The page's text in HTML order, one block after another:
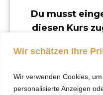
Wir schätzen Ihre
Wir verwenden Cookies,
personalisierte Anzeigen
Du musst
diesen Kurs
Klicke